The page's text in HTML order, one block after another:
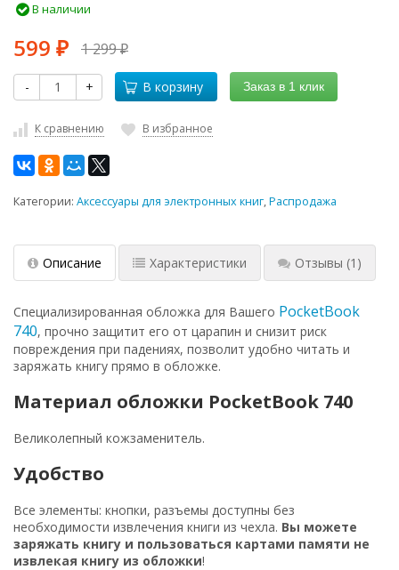
В наличии
599 ₽ 1 299₽
- + В корзину Заказ в 1 клик
К сравнению В избранное
Категории: Аксессуары для электронных книг,Распродажа
Описание Характеристики Отзывы (1)
Специализированная обложка для Вашего PocketBook
740, прочно защитит его от царапин и снизит риск
повреждения при падениях, позволит удобно читать и
заряжать книгу прямо в обложке.
Материал обложки PocketBook 740
Великолепный кожзаменитель.
Удобство
Все элементы: кнопки, разъемы доступны без
необходимости извлечения книги из чехла. Вы можете
заряжать книгу и пользоваться картами памяти не
извлекая книгу из обложки!